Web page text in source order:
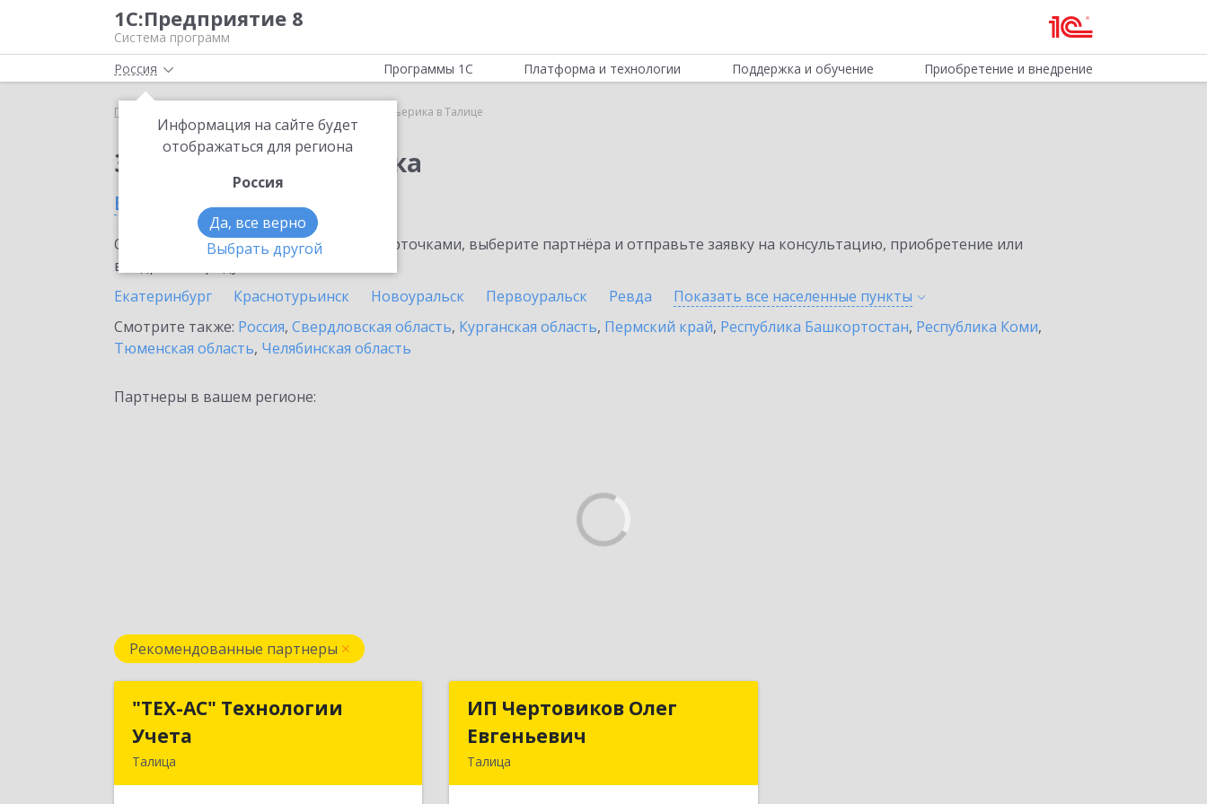
1С:Предприятие 8
Система программ
Россия
Информация на сайте будет
отображаться для региона
Россия
Да, все верно
Выбрать другой
Программы 1С Платформа и технологии Поддержка и обучение Приобретение и внедрение
Главная 1С-Курьерика в Талице
Заказать 1С-Курьерика
в Талице
Ознакомьтесь с информационными карточками, выберите партнёра и отправьте заявку на консультацию, приобретение или
внедрение продукта.
Екатеринбург
Краснотурьинск Новоуральск Первоуральск Ревда Показать все населенные пункты
Смотрите также: Россия, Свердловская область, Курганская область, Пермский край, Республика Башкортостан, Республика Коми,
Тюменская область, Челябинская область
Партнеры в вашем регионе:
Рекомендованные партнеры
"ТЕХ-АС" Технологии
Учета
Талица
"ТЕХ-АС" Технологии
ИП Чертовиков Олег
Евгеньевич
Талица
ИП Чертовиков Олег